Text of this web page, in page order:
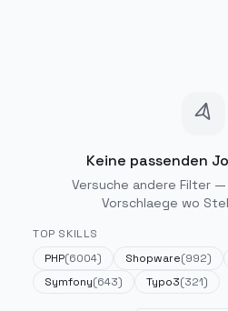
Keine passenden
Versuche andere Filter
Vorschlaege wo
TOP SKILLS
PHP(6004) Shopware(992)
Symfony(643) Typo3(321)